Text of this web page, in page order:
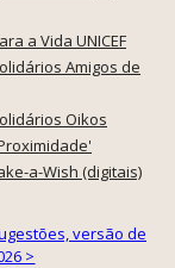
a Vida UNICEF
Amigos de
Oikos
a-Wish (digitais)
versão de
>